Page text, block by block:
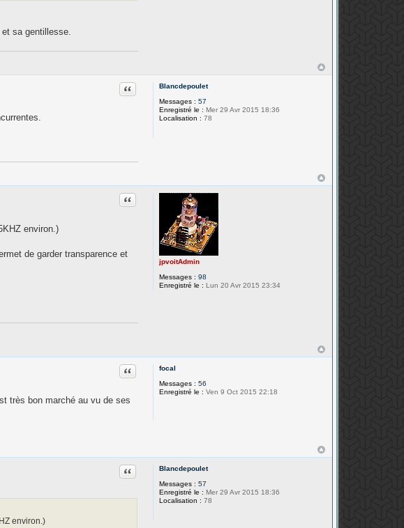
sa gentillesse.
Blancdepoulet
Messages : 57
Enregistré le : Mer 29 Avr 2015 18:36
Localisation : 78
Citation
jpvoitAdmin
Messages : 98
Enregistré le : Lun 20 Avr 2015 23:34
Citation
environ.)
de garder transparence et
focal
Messages : 56
Enregistré le : Ven 9 Oct 2015 22:18
Citation
très bon marché au vu de ses
Blancdepoulet
Messages : 57
Enregistré le : Mer 29 Avr 2015 18:36
Localisation : 78
Citation
environ.)